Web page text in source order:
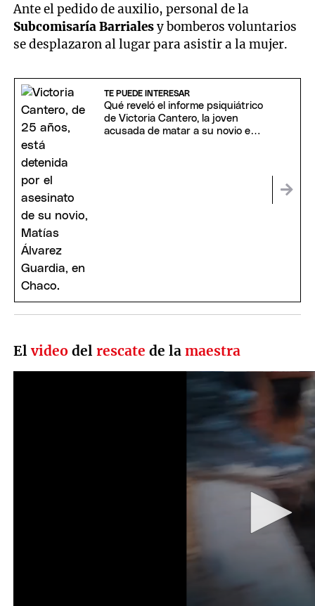
Ante el pedido de auxilio, personal de la
Subcomisaría Barrialesy bomberos voluntarios
se desplazaron al lugar para asistir a la mujer.
TE PUEDE INTERESAR
Qué reveló el informe psiquiátrico
de Victoria Cantero, la joven
acusada de matar a su novio en
Elvideo delrescate de lamaestra